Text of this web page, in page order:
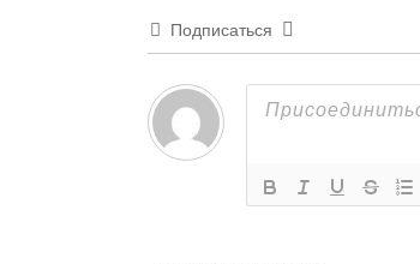
Подписаться